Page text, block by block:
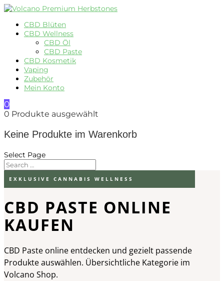
CBD Blüten
CBD Wellness
CBD Öl
CBD Paste
CBD Kosmetik
Vaping
Zubehör
Mein Konto
0
0 Produkte ausgewählt
Keine Produkte im Warenkorb
Select Page
EXKLUSIVE CANNABIS WELLNESS
CBD PASTE ONLINE
KAUFEN
CBD Paste online entdecken und gezielt passende
Produkte auswählen. Übersichtliche Kategorie im
Volcano Shop.